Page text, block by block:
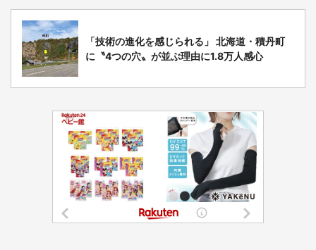
「技術の進化を感じられる」 北海道・積丹町
に〝4つの穴〟が並ぶ理由に1.8万人感心